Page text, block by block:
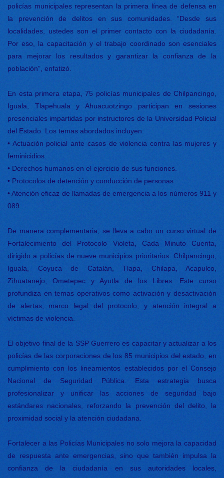
policías municipales representan la primera línea de defensa en
la prevención de delitos en sus comunidades. “Desde sus
localidades, ustedes son el primer contacto con la ciudadanía.
Por eso, la capacitación y el trabajo coordinado son esenciales
para mejorar los resultados y garantizar la confianza de la
población”, enfatizó.
En esta primera etapa, 75 policías municipales de Chilpancingo,
Iguala, Tlapehuala y Ahuacuotzingo participan en sesiones
presenciales impartidas por instructores de la Universidad Policial
del Estado. Los temas abordados incluyen:
• Actuación policial ante casos de violencia contra las mujeres y
feminicidios.
• Derechos humanos en el ejercicio de sus funciones.
• Protocolos de detención y conducción de personas.
•Atención eficaz de llamadas de emergencia a los números 911 y
089.
De manera complementaria, se lleva a cabo un curso virtual de
Fortalecimiento del Protocolo Violeta, Cada Minuto Cuenta,
dirigido a policías de nueve municipios prioritarios: Chilpancingo,
Iguala, Coyuca de Catalán, Tlapa, Chilapa, Acapulco,
Zihuatanejo, Ometepec y Ayutla de los Libres. Este curso
profundiza en temas operativos como activación y desactivación
de alertas, marco legal del protocolo, y atención integral a
víctimas de violencia.
El objetivo final de la SSP Guerrero es capacitar y actualizar a los
policías de las corporaciones de los 85 municipios del estado, en
cumplimiento con los lineamientos establecidos por el Consejo
Nacional de Seguridad Pública. Esta estrategia busca
profesionalizar y unificar las acciones de seguridad bajo
estándares nacionales, reforzando la prevención del delito, la
proximidad social y la atención ciudadana.
Fortalecer a las Policías Municipales no solo mejora la capacidad
de respuesta ante emergencias, sino que también impulsa la
confianza de la ciudadanía en sus autoridades locales,